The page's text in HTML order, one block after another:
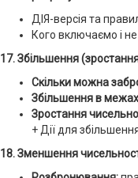
ДІЯ-версія та
Кого включаємо і
17. Збільшення
Скільки можна
Збільшення в межах
Зростання
+ Дії для
18. Зменшення